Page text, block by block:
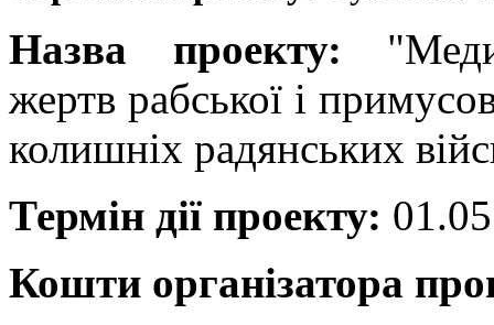
Назва проекту:
жертв рабської і
колишніх радянських
Термін дії проекту:
Кошти організатора